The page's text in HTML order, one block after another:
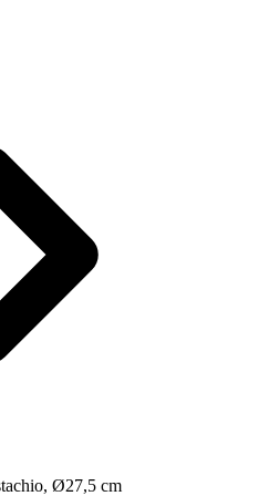
Ø27,5 cm